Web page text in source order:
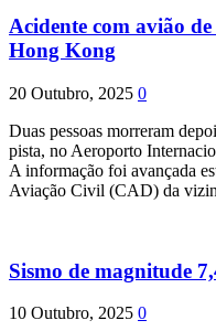
Acidente com avião
Hong Kong
20 Outubro, 2025 0
Duas pessoas morreram
pista, no Aeroporto
A informação foi avançada
Aviação Civil (CAD) da
Sismo de magnitude
10 Outubro, 2025 0